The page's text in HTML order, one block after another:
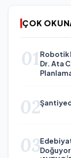
ÇOK
01 Robotik
Dr. Ata
02
03